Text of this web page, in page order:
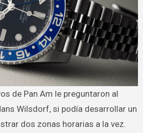
Wilsdorf, si podía desarrollar un
dos zonas horarias a la vez.